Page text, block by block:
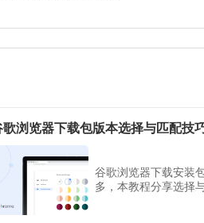
歌浏览器下载包版本选择与匹配技
谷歌浏览器下载安装
多，本教程分享选择